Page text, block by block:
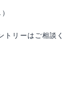
リーはご相談く